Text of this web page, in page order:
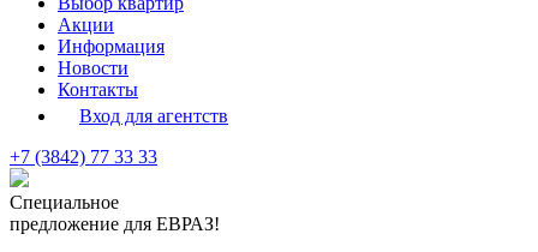
Акции
Информация
Новости
Контакты
Вход для агентств
+7 (3842) 77 33 33
Специальное
предложение для ЕВРАЗ!